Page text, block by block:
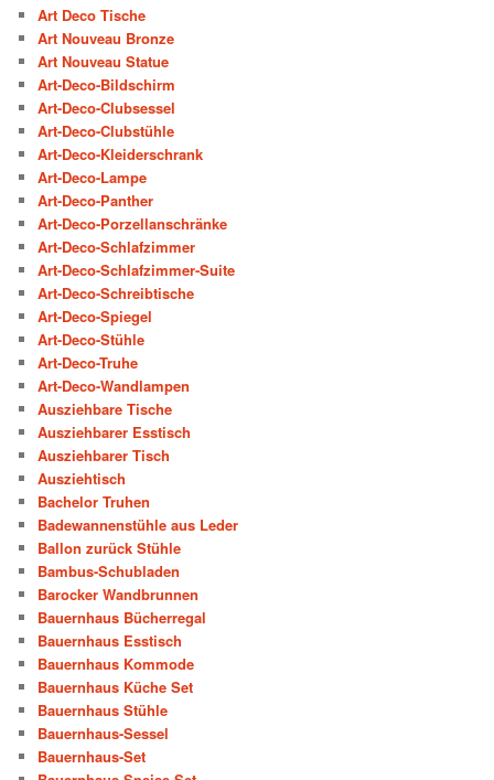
Art Deco Tische
Art Nouveau Bronze
Art Nouveau Statue
Art-Deco-Bildschirm
Art-Deco-Clubsessel
Art-Deco-Clubstühle
Art-Deco-Kleiderschrank
Art-Deco-Lampe
Art-Deco-Panther
Art-Deco-Porzellanschränke
Art-Deco-Schlafzimmer
Art-Deco-Schlafzimmer-Suite
Art-Deco-Schreibtische
Art-Deco-Spiegel
Art-Deco-Stühle
Art-Deco-Truhe
Art-Deco-Wandlampen
Ausziehbare Tische
Ausziehbarer Esstisch
Ausziehbarer Tisch
Ausziehtisch
Bachelor Truhen
Badewannenstühle aus Leder
Ballon zurück Stühle
Bambus-Schubladen
Barocker Wandbrunnen
Bauernhaus Bücherregal
Bauernhaus Esstisch
Bauernhaus Kommode
Bauernhaus Küche Set
Bauernhaus Stühle
Bauernhaus-Sessel
Bauernhaus-Set